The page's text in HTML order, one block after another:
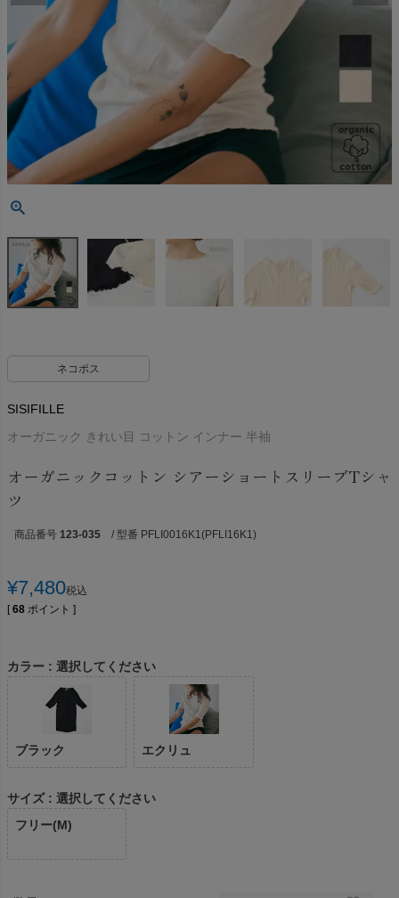
ネコポス
SISIFILLE
オーガニック きれい目 コットン インナー 半袖
オーガニックコットン シアーショートスリーブTシャ
ツ
商品番号 123-035 / 型番 PFLI0016K1(PFLI16K1)
¥7,480税込
[ 68 ポイント ]
カラー 選択してください
ブラック エクリュ
サイズ
選択してください
フリー(M)